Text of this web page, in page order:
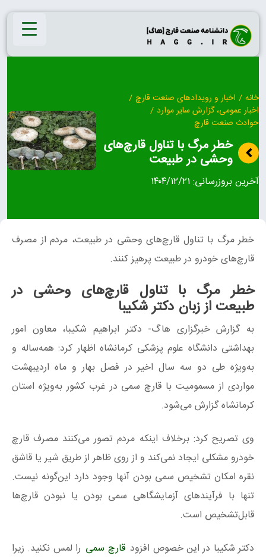
Skip
content
خانه / اخبار و رویدادهای صنعت قارچ /
اخبار عمومی، گزارش سایر موارد /
حوادث صنعت قارچ
خطر مرگ با تناول قارچ‌های
وحشی در طبیعت
آخرین بروزرسانی: ۱۴۰۴/۱۲/۲۱
خطر مرگ با تناول قارچ‌های وحشی در طبیعت، مردم از مصرف
قارچ‌های خودرو در طبیعت پرهیز کنند.
خطر مرگ با تناول قارچ‌های وحشی در
طبیعت از زبان دکتر شکیبا
به گزارش خبرگزاری هاگ- دکتر ابراهیم شکیبا، معاون امور
بهداشتی دانشگاه علوم پزشکی کرمانشاه اظهار کرد: همه‌ساله و
به‌ویژه طی دو سه سال اخیر در فصل بهار و ماه اردیبهشت
مواردی از مسمومیت با قارچ سمی در غرب کشور به‌ویژه استان
کرمانشاه گزارش می‌شود.
وی تصریح کرد: برخلاف اینکه مردم تصور می‌کنند مصرف قارچ
خودرو مشکلی ایجاد نمی‌کند و از روی ظاهر از طریق شیر یا قاشق
نقره امکان تشخیص سمی بودن آنها وجود دارد این‌گونه نیست.
تنها با فرآیندهای آزمایشگاهی سمی بودن یا نبودن قارچ‌ها
قابل‌تشخیص است.
دکتر شکیبا در این خصوص افزود قارچ‌ سمی را لمس نکنید. زیرا